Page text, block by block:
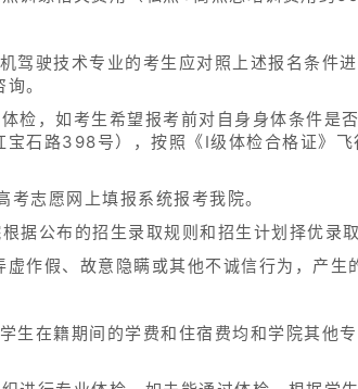
驾驶技术专业的考生应对照上述报名条件
。
检，如考生希望报考前对自身身体条件是
石路398号），按照《Ⅰ级体检合格证》
志愿网上填报系统报考我院。
据公布的招生录取规则和招生计划择优录取
作假、故意隐瞒或其他不诚信行为，产生
生在籍期间的学费和住宿费均和学院其他